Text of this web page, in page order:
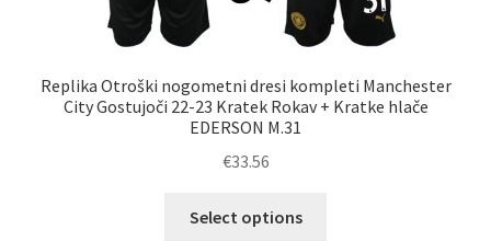
Replika Otroški nogometni dresi kompleti Manchester
City Gostujoči 22-23 Kratek Rokav + Kratke hlače
EDERSON M.31
€33.56
Select options